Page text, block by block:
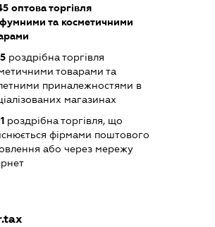
оптова торгівля
та косметичними
роздрібна торгівля
товарами та
приналежностями в
магазинах
роздрібна торгівля, що
фірмами поштового
або через мережу